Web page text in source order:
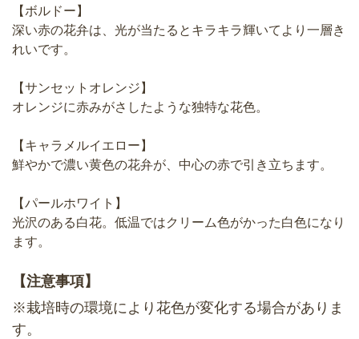
【ボルドー】
深い赤の花弁は、光が当たるとキラキラ輝いてより一層き
れいです。
【サンセットオレンジ】
オレンジに赤みがさしたような独特な花色。
【キャラメルイエロー】
鮮やかで濃い黄色の花弁が、中心の赤で引き立ちます。
【パールホワイト】
光沢のある白花。低温ではクリーム色がかった白色になり
ます。
【注意事項】
※栽培時の環境により花色が変化する場合がありま
す。